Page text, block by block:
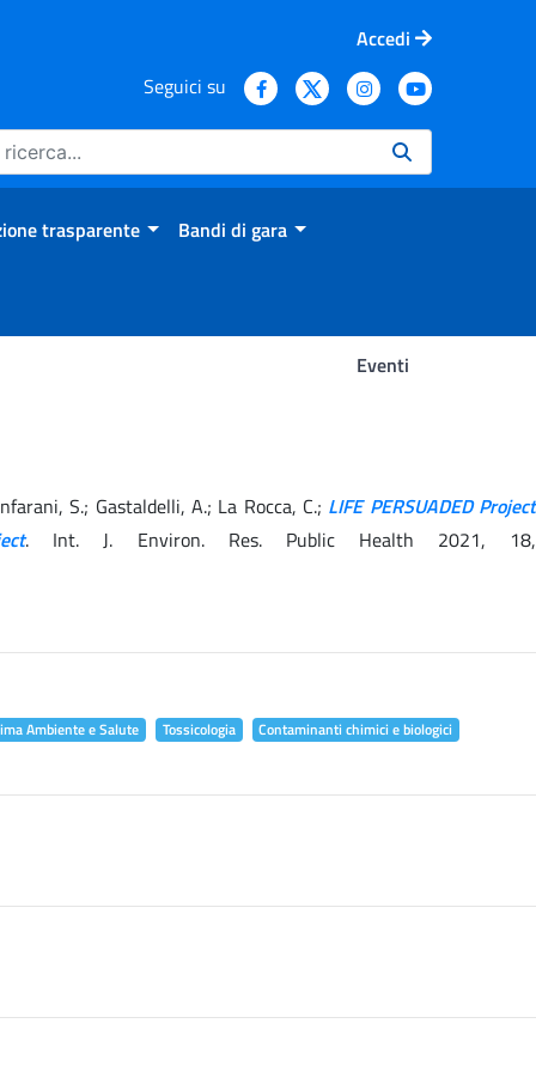
Accedi
Seguici su
trasparente Bandi di gara
Eventi
S.; Gastaldelli, A.; La Rocca, C.; LIFE PERSUADED Project
. Int. J. Environ. Res. Public Health 2021, 18,
Ambiente e Salute Tossicologia Contaminanti chimici e biologici